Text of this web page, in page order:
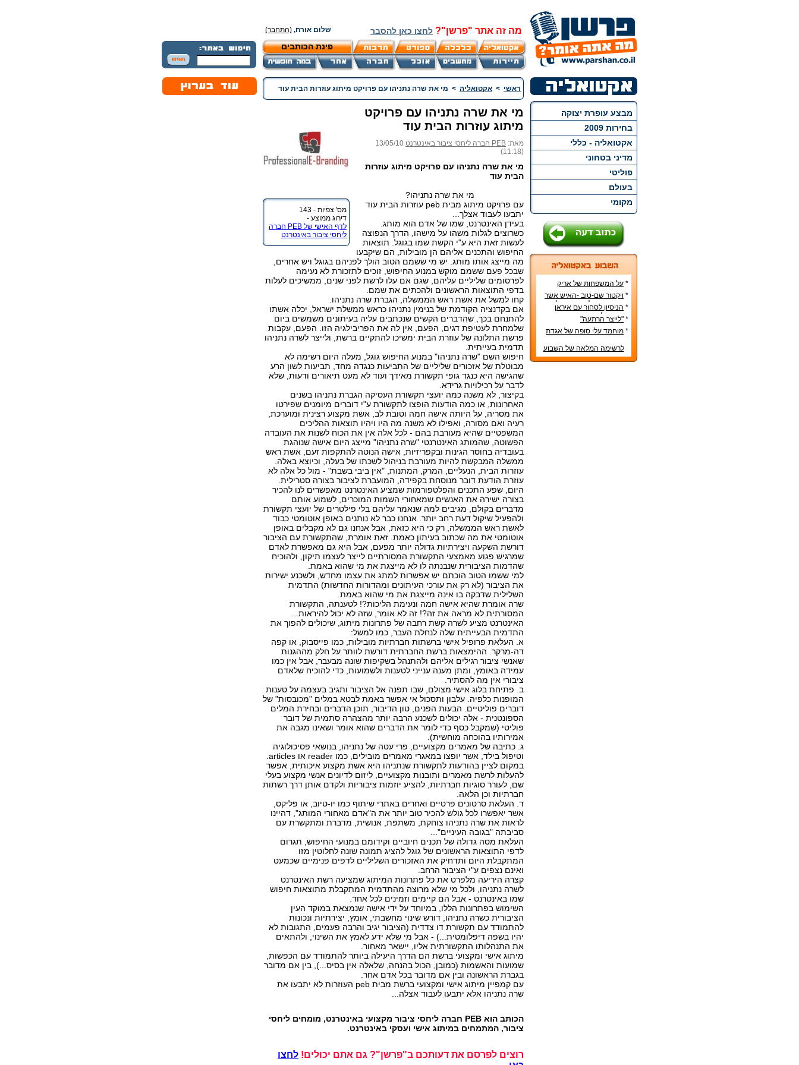
מה זה אתר "פרשן"? לחצו כאן להסבר שלום אורח, (התחבר)
פינת הכותבים
מבצע עופרת יצוקה
בחירות 2009
אקטואליה - כללי
מדיני בטחוני
פוליטי
בעולם
מקומי
* על המשפחות של אריק
איינשטיין ואורי זוהר
* ויקטור שם-טוב -האיש אשר
עיצב את מפלגת השמאל
מפ"ם
* הניסיון לסחור עם איראן
בדרכים לא-כשרות
* "לייצר הרתעה"
* מוחמד עלי סופה של אגדת
לרשימה המלאה של השבוע
ראשי > אקטואליה > מי את שרה נתניהו עם פרויקט מיתוג עוזרות הבית עוד
מס' צפיות - 143
דירוג ממוצע -
לדף האישי של PEB חברה
ליחסי ציבור באינטרנט
מי את שרה נתניהו עם פרויקט
מיתוג עוזרות הבית עוד
מאת: PEB חברה ליחסי ציבור באינטרנט
13/05/10
(11:18)
מי את שרה נתניהו עם פרויקט מיתוג עוזרות
הבית עוד
מי את שרה נתניהו?
עם פרויקט מיתוג מבית peb עוזרות הבית עוד
יתבעו לעבוד אצלך...
בעידן האינטרנט, שמו של אדם הוא מותג.
כשרוצים לגלות משהו על מישהו, הדרך הנפוצה
לעשות זאת היא ע"י הקשת שמו בגוגל. תוצאות
החיפוש והתכנים אליהם הן מובילות, הם שיקבעו
מה מייצג אותו מותג. יש מי ששמם הטוב הולך לפניהם בגוגל ויש אחרים,
שבכל פעם ששמם מוקש במנוע החיפוש, זוכים לתזכורת לא נעימה
לפרסומים שליליים עליהם, שגם אם עלו לרשת לפני שנים, ממשיכים לעלות
בדפי התוצאות הראשונים ולהכתים את שמם.
קחו למשל את אשת ראש הממשלה, הגברת שרה נתניהו.
אם בקדנציה הקודמת של בנימין נתניהו כראש ממשלת ישראל, יכלה אשתו
להתנחם בכך, שהדברים הקשים שנכתבים עליה בעיתונים משמשים ביום
שלמחרת לעטיפת דגים, הפעם, אין לה את הפריבילגיה הזו. הפעם, עקבות
פרשת התלונה של עוזרת הבית ימשיכו להתקיים ברשת, ולייצר לשרה נתניהו
תדמית בעייתית.
חיפוש השם "שרה נתניהו" במנוע החיפוש גוגל, מעלה היום רשימה לא
מבוטלת של אזכורים שליליים של התביעות כנגדה מחד, תביעות לשון הרע
שהגישה היא כנגד גופי תקשורת מאידך ועוד לא מעט תיאורים ודעות, שלא
לדבר על רכילויות גרידא.
בקיצור, לא משנה כמה יועצי תקשורת העסיקה הגברת נתניהו בשנים
האחרונות, או כמה הודעות הופצו לתקשורת ע"י דוברים מיומנים שפירטו
את מסריה, על היותה אישה חמה וטובת לב, אשת מקצוע רצינית ומוערכת,
רעיה ואם מסורה, ואפילו לא משנה מה היו ויהיו תוצאות ההליכים
המשפטיים שהיא מעורבת בהם - לכל אלה אין את הכוח לשנות את העובדה
הפשוטה, שהמותג האינטרנטי "שרה נתניהו" מייצג היום אישה שנוהגת
בעובדיה בחוסר הגינות ובקפריזיות, אישה הנוטה להתקפות זעם, אשת ראש
ממשלה המבקשת להיות מעורבת בניהול לשכתו של בעלה, וכיוצא באלה.
עוזרות הבית, הנעליים, המרק, המתנות, "אין ביבי בשבת" - מול כל אלה לא
עוזרת הודעת דובר מנוסחת בקפידה, המועברת לציבור בצורה סטרילית.
היום, שפע התכנים והפלטפורמות שמציע האינטרנט מאפשרים לנו להכיר
בצורה ישירה את האנשים שמאחורי השמות המוכרים, לשמוע אותם
מדברים בקולם, מגיבים למה שנאמר עליהם בלי פילטרים של יועצי תקשורת
ולהפעיל שיקול דעת רחב יותר. אנחנו כבר לא נותנים באופן אוטומטי כבוד
לאשת ראש הממשלה, רק כי היא כזאת, אבל אנחנו גם לא מקבלים באופן
אוטומטי את מה שכתוב בעיתון כאמת. זאת אומרת, שהתקשורת עם הציבור
דורשת השקעה ויצירתיות גדולה יותר מפעם, אבל היא גם מאפשרת לאדם
שמרגיש פגוע מאמצעי התקשורת המסורתיים לייצר לעצמו תיקון, ולהוכיח
שהדמות הציבורית שנבנתה לו לא מייצגת את מי שהוא באמת.
למי ששמו הטוב הוכתם יש אפשרות למתג את עצמו מחדש, ולשכנע ישירות
את הציבור (לא רק את עורכי העיתונים ומהדורות החדשות) התדמית
השלילית שדבקה בו אינה מייצגת את מי שהוא באמת.
שרה אומרת שהיא אישה חמה ונעימת הליכות?! לטענתה, התקשורת
המסורתית לא מראה את זה?! זה לא אומר, שזה לא יכול להיראות...
האינטרנט מציע לשרה קשת רחבה של פתרונות מיתוג, שיכולים להפוך את
התדמית הבעייתית שלה לנחלת העבר, כמו למשל:
א. העלאת פרופיל אישי ברשתות חברתיות מובילות, כמו פייסבוק, או קפה
דה-מרקר. ההימצאות ברשת החברתית דורשת לוותר על חלק מההגנות
שאנשי ציבור רגילים אליהם ולהתנהל בשקיפות שונה מבעבר, אבל אין כמו
עמידה באומץ, ומתן מענה ענייני לטענות ולשמועות, כדי להוכיח שלאדם
ציבורי אין מה להסתיר.
ב. פתיחת בלוג אישי מצולם, שבו תפנה אל הציבור ותגיב בעצמה על טענות
המופנות כלפיה. עלבון ותסכול אי אפשר באמת לבטא במלים "מכובסות" של
דוברים פוליטיים. הבעות הפנים, טון הדיבור, תוכן הדברים ובחירת המלים
הספונטנית - אלה יכולים לשכנע הרבה יותר מהצהרה סתמית של דובר
פוליטי (שמקבל כסף כדי לומר את הדברים שהוא אומר ושאינו מגבה את
אמירותיו בהוכחה מוחשית).
ג. כתיבה של מאמרים מקצועיים, פרי עטה של נתניהו, בנושאי פסיכולוגיה
במקום לציין בהודעות לתקשורת שנתניהו היא אשת מקצוע איכותית, אפשר
להעלות לרשת מאמרים ותובנות מקצועיים, ליזום לדיונים אנשי מקצוע בעלי
שם, לעורר סוגיות חברתיות, להציע יוזמות ציבוריות ולקדם אותן דרך רשתות
חברתיות וכן הלאה.
ד. העלאת סרטונים פרטיים ואחרים באתרי שיתוף כמו יו-טיוב, או פליקס,
אשר יאפשרו לכל גולש להכיר טוב יותר את ה"אדם מאחורי המותג", דהיינו
לראות את שרה נתניהו צוחקת, משתפת, אנושית, מדברת ומתקשרת עם
סביבתה "בגובה העיניים"...
העלאת מסה גדולה של תכנים חיוביים וקידומם במנועי החיפוש, תגרום
לדפי התוצאות הראשונים של גוגל להציג תמונה שונה לחלוטין מזו
המתקבלת היום ותדחיק את האזכורים השליליים לדפים פנימיים שכמעט
ואינם נצפים ע"י הציבור הרחב.
קצרה היריעה מלפרט את כל פתרונות המיתוג שמציעה רשת האינטרנט
לשרה נתניהו, ולכל מי שלא מרוצה מהתדמית המתקבלת מתוצאות חיפוש
שמו באינטרנט - אבל הם קיימים וזמינים לכל אחד.
השימוש בפתרונות הללו, במיוחד על ידי אישה שנמצאת במוקד העין
הציבורית כשרה נתניהו, דורש שינוי מחשבתי, אומץ, יצירתיות ונכונות
להתמודד עם תקשורת דו צדדית (הציבור יגיב והרבה פעמים, התגובות לא
יהיו בשפה דיפלומטית...) - אבל מי שלא ידע לאמץ את השינוי, ולהתאים
את התנהלותו התקשורתית אליו, יישאר מאחור.
מיתוג אישי ומקצועי ברשת הם הדרך היעילה ביותר להתמודד עם הכפשות,
שמועות והאשמות (כמובן, הכול בהנחה, שלאלה אין בסיס...), בין אם מדובר
בגברת הראשונה ובין אם מדובר בכל אדם אחר.
עם קמפיין מיתוג אישי ומקצועי ברשת מבית peb העוזרות לא יתבעו את
שרה נתניהו אלא יתבעו לעבוד אצלה...
הכותב הוא PEB חברה ליחסי ציבור מקצועי באינטרנט, מומחים ליחסי
ציבור, המתמחים במיתוג אישי ועסקי באינטרנט.
רוצים לפרסם את דעותכם ב"פרשן"? גם אתם יכולים! לחצו